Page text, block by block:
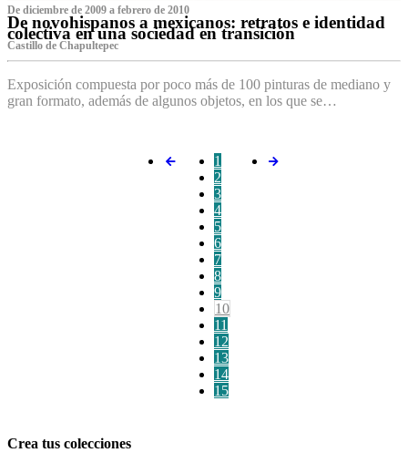
De diciembre de 2009 a febrero de 2010
De novohispanos a mexicanos: retratos e identidad
colectiva en una sociedad en transición
Castillo de Chapultepec
Exposición compuesta por poco más de 100 pinturas de mediano y
gran formato, además de algunos objetos, en los que se…
1
2
3
4
5
6
7
8
9
10
11
12
13
14
15
Crea tus colecciones